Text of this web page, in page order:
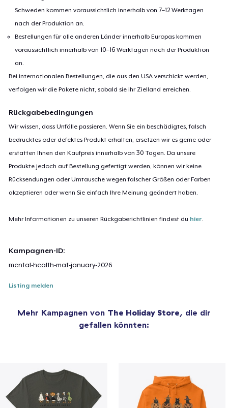
Schweden kommen voraussichtlich innerhalb von 7–12 Werktagen
nach der Produktion an.
Bestellungen für alle anderen Länder innerhalb Europas kommen
voraussichtlich innerhalb von 10–16 Werktagen nach der Produktion
an.
Bei internationalen Bestellungen, die aus den USA verschickt werden,
verfolgen wir die Pakete nicht, sobald sie ihr Zielland erreichen.
Rückgabebedingungen
Wir wissen, dass Unfälle passieren. Wenn Sie ein beschädigtes, falsch
bedrucktes oder defektes Produkt erhalten, ersetzen wir es gerne oder
erstatten Ihnen den Kaufpreis innerhalb von 30 Tagen. Da unsere
Produkte jedoch auf Bestellung gefertigt werden, können wir keine
Rücksendungen oder Umtausche wegen falscher Größen oder Farben
akzeptieren oder wenn Sie einfach Ihre Meinung geändert haben.
Mehr Informationen zu unseren Rückgaberichtlinien findest du hier.
Kampagnen-ID:
mental-health-mat-january-2026
Listing melden
Mehr Kampagnen von The Holiday Store, die dir
gefallen könnten: